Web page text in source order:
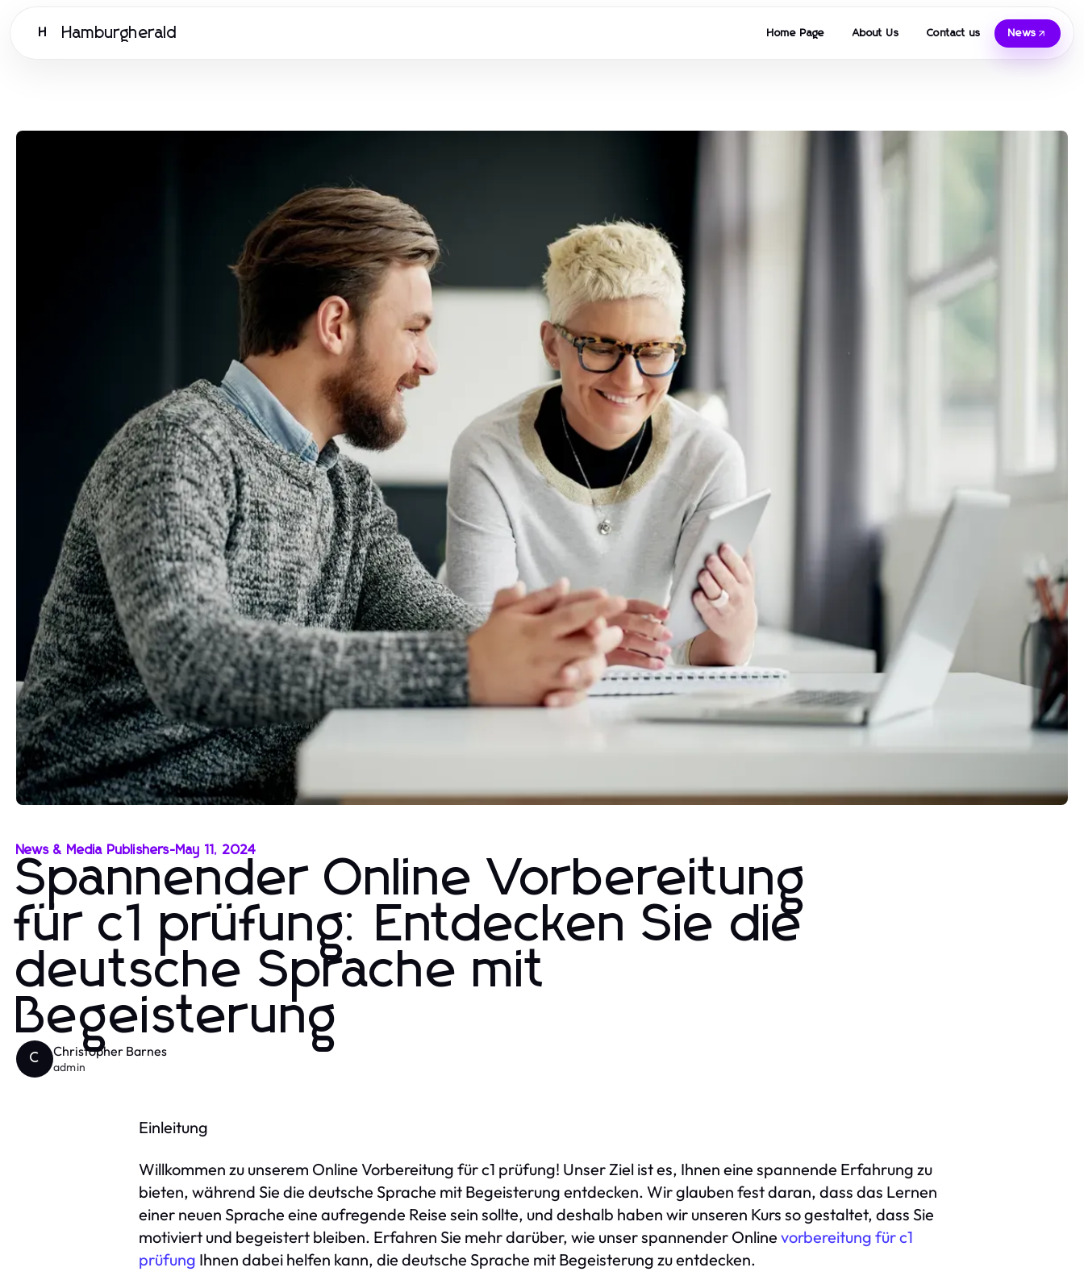
H Hamburgherald Home Page About Us Contact us News
News & Media Publishers-May 11, 2024
Spannender Online Vorbereitung
für c1 prüfung: Entdecken Sie die
deutsche Sprache mit
Begeisterung
C Christopher Barnes
admin
Einleitung
Willkommen zu unserem Online Vorbereitung für c1 prüfung! Unser Ziel ist es, Ihnen eine spannende Erfahrung zu
bieten, während Sie die deutsche Sprache mit Begeisterung entdecken. Wir glauben fest daran, dass das Lernen
einer neuen Sprache eine aufregende Reise sein sollte, und deshalb haben wir unseren Kurs so gestaltet, dass Sie
motiviert und begeistert bleiben. Erfahren Sie mehr darüber, wie unser spannender Online vorbereitung für c1
prüfung Ihnen dabei helfen kann, die deutsche Sprache mit Begeisterung zu entdecken.